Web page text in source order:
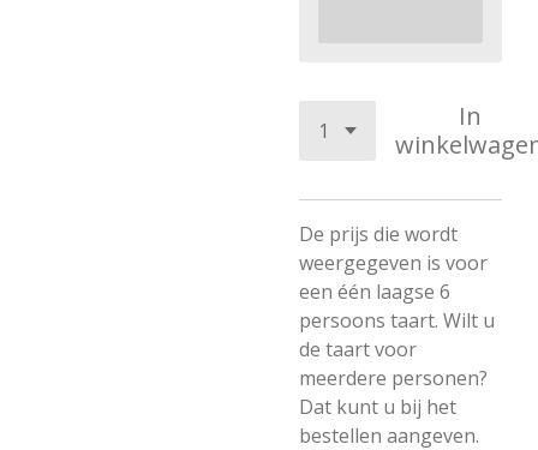
In
De prijs die wordt
weergegeven is voor
een één laagse 6
persoons taart. Wilt u
de taart voor
meerdere personen?
Dat kunt u bij het
bestellen aangeven.